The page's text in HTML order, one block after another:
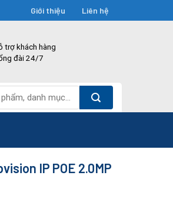
Giới thiệu Liên hệ
trợ khách hàng
đài 24/7
IP POE 2.0MP